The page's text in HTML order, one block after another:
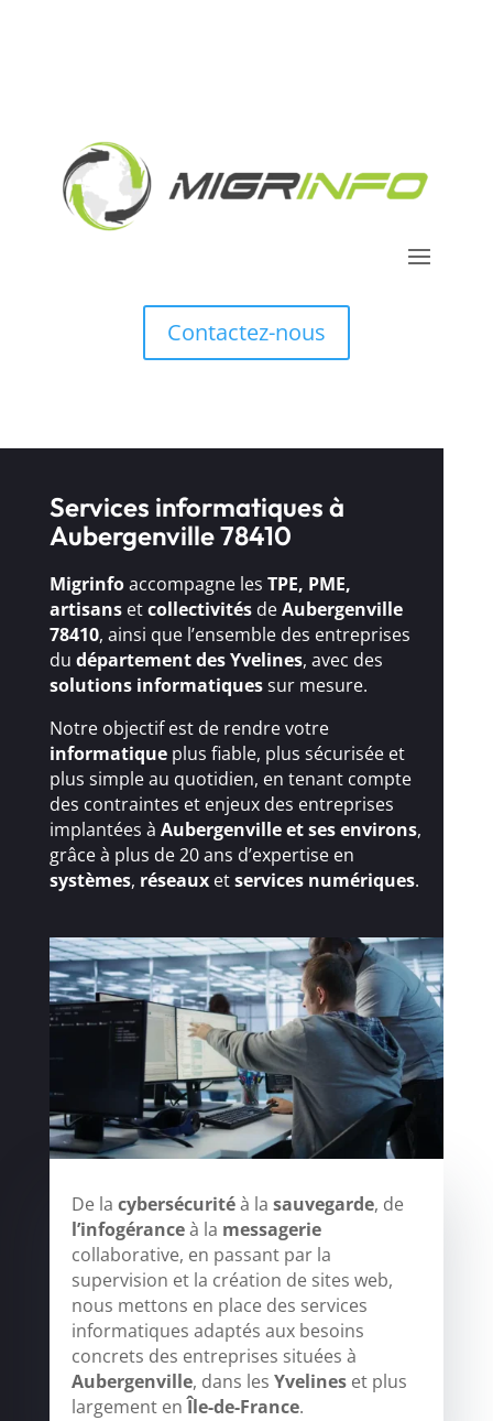
Contactez-nous
Services informatiques à
Aubergenville 78410
Migrinfoaccompagne les TPE, PME,
artisansetcollectivitésdeAubergenville
78410, ainsi que l’ensemble des entreprises
du département des Yvelines, avec des
solutions informatiquessur mesure.
Notre objectif est de rendre votre
informatiqueplus fiable, plus sécurisée et
plus simple au quotidien, en tenant compte
des contraintes et enjeux des entreprises
implantées à Aubergenville et ses environs,
grâce à plus de 20 ans d’expertise en
systèmes, réseauxetservices numériques.
De la cybersécuritéà la sauvegarde, de
l’infogéranceà la messagerie
collaborative, en passant par la
supervision et la création de sites web,
nous mettons en place des services
informatiques adaptés aux besoins
concrets des entreprises situées à
Aubergenville, dans les Yvelineset plus
largement enÎle-de-France.